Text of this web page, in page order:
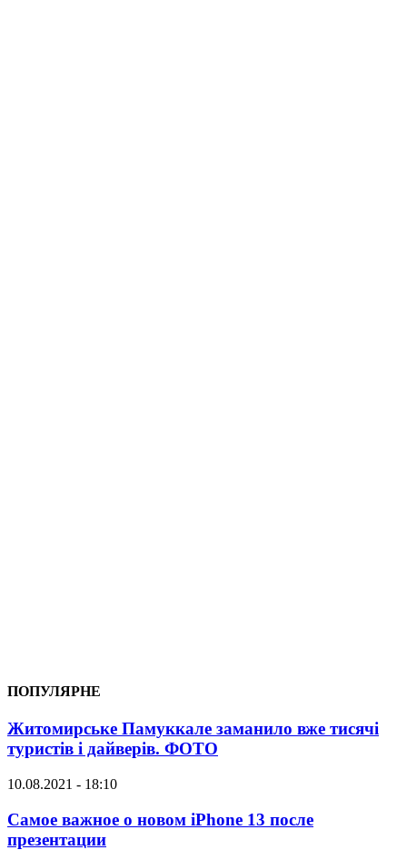
ПОПУЛЯРНЕ
Житомирське Памуккале заманило вже тисячі
туристів і дайверів. ФОТО
10.08.2021 - 18:10
Самое важное о новом iPhone 13 после
презентации